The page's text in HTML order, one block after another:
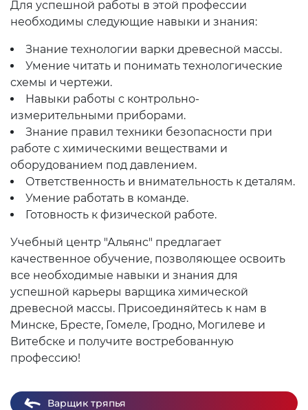
Для успешной работы в этой профессии
необходимы следующие навыки и знания:
Знание технологии варки древесной массы.
Умение читать и понимать технологические
схемы и чертежи.
Навыки работы с контрольно-
измерительными приборами.
Знание правил техники безопасности при
работе с химическими веществами и
оборудованием под давлением.
Ответственность и внимательность к деталям.
Умение работать в команде.
Готовность к физической работе.
Учебный центр "Альянс" предлагает
качественное обучение, позволяющее освоить
все необходимые навыки и знания для
успешной карьеры варщика химической
древесной массы. Присоединяйтесь к нам в
Минске, Бресте, Гомеле, Гродно, Могилеве и
Витебске и получите востребованную
профессию!
Варщик тряпья